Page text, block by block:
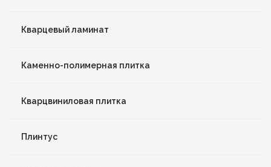
Кварцевый ламинат
Каменно-полимерная плитка
Кварцвиниловая плитка
Плинтус